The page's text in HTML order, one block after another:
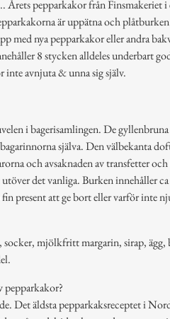
Årets pepparkakor från Finsmakeriet
är uppätna och
med nya pepparkakor eller andra
8 stycken alldeles underbart
inte avnjuta & unna sig själv.
i bagerisamlingen. De
själva. Den välbekanta
och avsaknaden av transfetter
det vanliga. Burken innehåller
present att ge bort eller varför inte
socker, mjölkfritt margarin, sirap,
pepparkakor?
Det äldsta pepparkaksreceptet i